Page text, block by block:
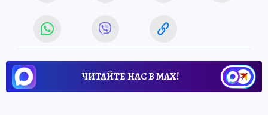
ЧИТАЙТЕ НАС В МАХ!